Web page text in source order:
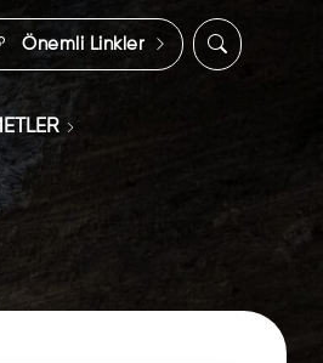
Önemli Linkler